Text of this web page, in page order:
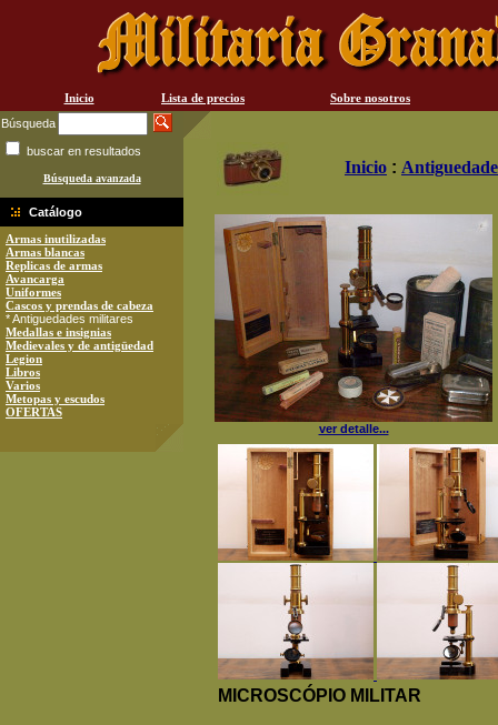
Inicio Lista de precios
Sobre nosotros
Búsqueda
buscar en resultados
Búsqueda avanzada
Catálogo
Armas inutilizadas
Armas blancas
Replicas de armas
Avancarga
Uniformes
Cascos y prendas de cabeza
* Antiguedades militares
Medallas e insignias
Medievales y de antigüedad
Legion
Libros
Varios
Metopas y escudos
OFERTAS
Inicio :
ver detalle...
MICROSCÓPIO MILITAR